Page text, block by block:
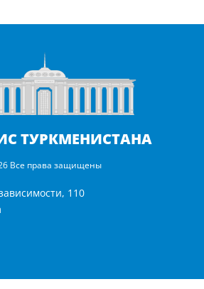
ТУРКМЕНИСТАНА
Все права защищены
110